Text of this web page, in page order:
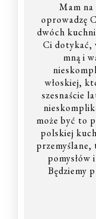
Mam na
oprowadzę
dwóch
Ci dotykać,
mną i
włoskiej,
szesnaście
może być to
polskiej
przemyślane,
pomysłów
Będziemy